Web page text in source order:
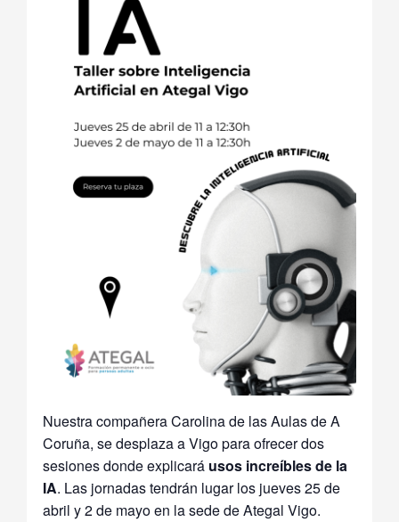
Nuestra compañera Carolina de las Aulas de A
Coruña, se desplaza a Vigo para ofrecer dos
sesiones donde explicará usos increíbles de la
IA. Las jornadas tendrán lugar los jueves 25 de
abril y 2 de mayo en la sede de Ategal Vigo.